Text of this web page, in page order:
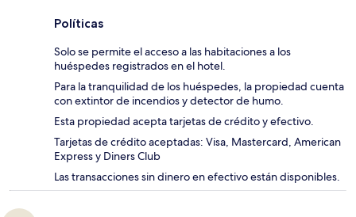
Políticas
Solo se permite el acceso a las habitaciones a los
huéspedes registrados en el hotel.
Para la tranquilidad de los huéspedes, la propiedad cuenta
con extintor de incendios y detector de humo.
Esta propiedad acepta tarjetas de crédito y efectivo.
Tarjetas de crédito aceptadas: Visa, Mastercard, American
Express y Diners Club
Las transacciones sin dinero en efectivo están disponibles.